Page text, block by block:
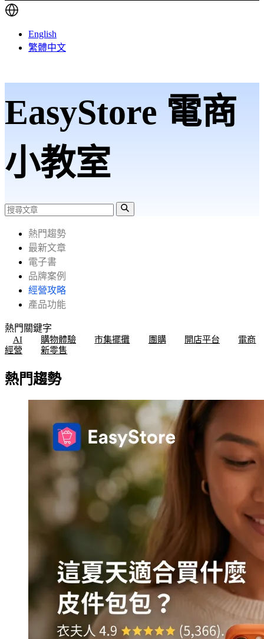
English
繁體中文
EasyStore 電商
小教室
熱門趨勢
最新文章
電子書
品牌案例
經營攻略
產品功能
熱門關鍵字
AI
購物體驗 市集擺攤 團購 開店平台
電商
經營
新零售
熱門趨勢